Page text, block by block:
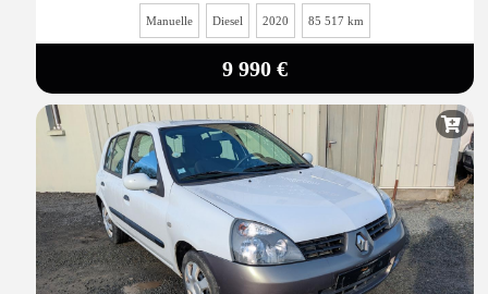
Manuelle Diesel 2020 85 517 km
9 990 €